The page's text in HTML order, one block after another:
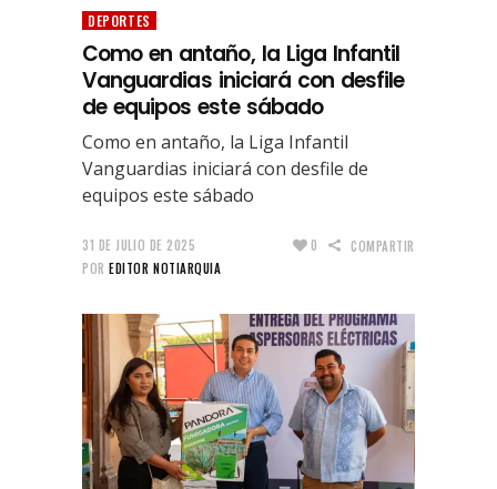
DEPORTES
Como en antaño, la Liga Infantil
Vanguardias iniciará con desfile
de equipos este sábado
Como en antaño, la Liga Infantil
Vanguardias iniciará con desfile de
equipos este sábado
31 DE JULIO DE 2025
POR EDITOR NOTIARQUIA
0 COMPARTIR